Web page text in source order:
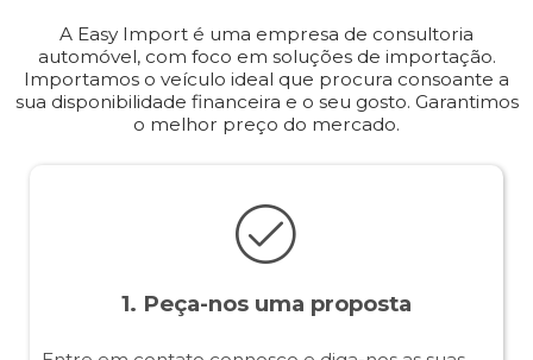
A Easy Import é uma empresa de consultoria
automóvel, com foco em soluções de importação.
Importamos o veículo ideal que procura consoante a
sua disponibilidade financeira e o seu gosto. Garantimos
o melhor preço do mercado.
1. Peça-nos uma proposta